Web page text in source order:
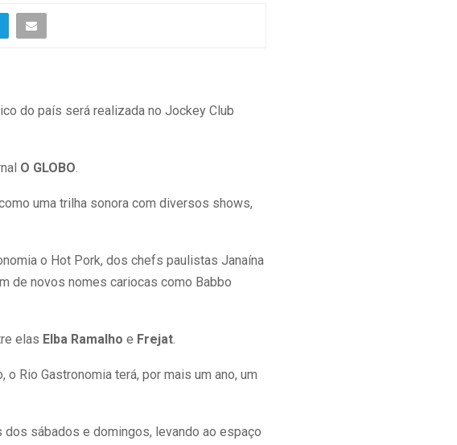
do país será realizada no Jockey Club
O GLOBO.
uma trilha sonora com diversos shows,
o Hot Pork, dos chefs paulistas Janaína
de novos nomes cariocas como Babbo
elas Elba Ramalho e Frejat.
Rio Gastronomia terá, por mais um ano, um
dos sábados e domingos, levando ao espaço